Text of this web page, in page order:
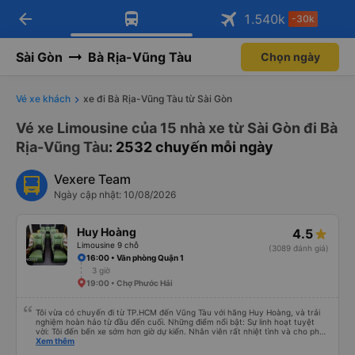
Tải app Vexere ngay!
Nhận ưu đãi thành viên độc
Mở app
Tải app Vexere
-30k/ghế khi đặt vé máy bay qua
Mở app
arrow_back 1.540k -30k
Sài Gòn Bà Rịa-Vũng Tàu Chọn ngày
Vé xe khách xe đi Bà Rịa-Vũng Tàu từ Sài Gòn
Vé xe Limousine của 15 nhà xe từ Sài Gòn đi Bà
Rịa-Vũng Tàu: 2532 chuyến mỗi ngày
Vexere Team
Ngày cập nhật: 10/08/2026
Huy Hoàng
Limousine 9 chỗ
4.5
(3089 đánh giá)
16:00 • Văn phòng Quận 1
3 giờ
19:00 • Chợ Phước Hải
Tôi vừa có chuyến đi từ TP.HCM đến Vũng Tàu với hãng Huy Hoàng, và trải
nghiệm hoàn hảo từ đầu đến cuối. Những điểm nổi bật: Sự linh hoạt tuyệt
vời: Tôi đến bến xe sớm hơn giờ dự kiến. Nhân viên rất nhiệt tình và cho phép
tôi đi chuyến xe sớm hơn vì còn chỗ trống. Điều này đã tiết kiệm cho tôi rất
Xem thêm